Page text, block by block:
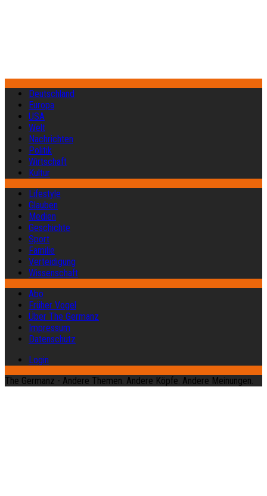
Deutschland
Europa
USA
Welt
Nachrichten
Politik
Wirtschaft
Kultur
Lifestyle
Glauben
Medien
Geschichte
Sport
Familie
Verteidigung
Wissenschaft
Abo
Früher Vogel
Über The Germanz
Impressum
Datenschutz
Login
The Germanz - Andere Themen. Andere Köpfe. Andere Meinungen.